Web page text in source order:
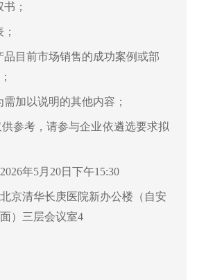
；
品目前市场销售的成功案例或部
加以说明的其他内容；
参考，请参与企业依遴选要求拟
2026年5月 20日 下午15:30
北京清华长庚医院新办公楼（自安
）三层会议室4